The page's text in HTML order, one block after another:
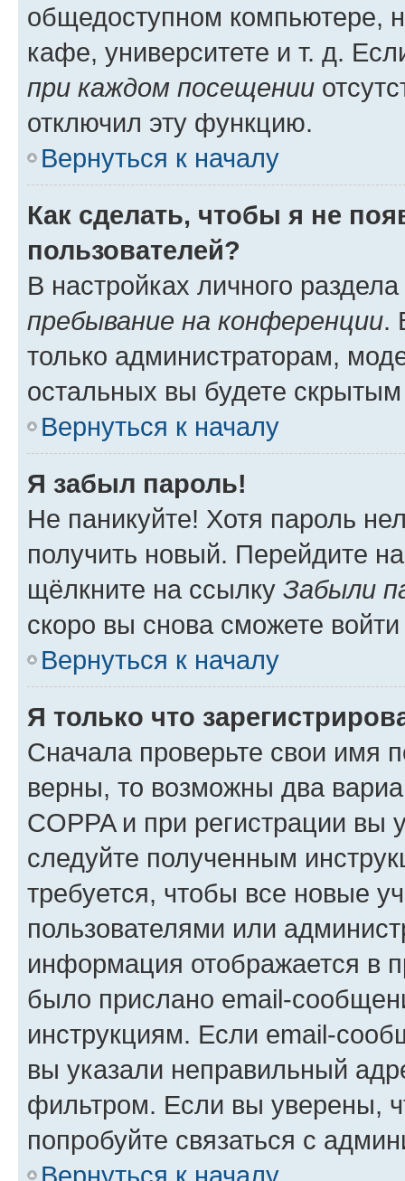
общедоступном компьютере,
кафе, университете и т. д.
при каждом посещении
отключил эту функцию.
Вернуться к началу
Как сделать, чтобы я не
пользователей?
В настройках личного
пребывание на конференции.
только администраторам,
остальных вы будете
Вернуться к началу
Я забыл пароль!
Не паникуйте! Хотя пароль
получить новый. Перейдите
щёлкните на ссылку Забыли
скоро вы снова сможете
Вернуться к началу
Я только что
Сначала проверьте свои имя
верны, то возможны два
COPPA и при регистрации вы
следуйте полученным
требуется, чтобы все новые
пользователями или
информация отображается в
было прислано email-
инструкциям. Если email-
вы указали неправильный
фильтром. Если вы уверены,
попробуйте связаться с
Вернуться к началу